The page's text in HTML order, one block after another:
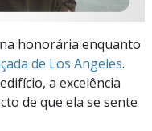
honorária enquanto
de Los Angeles.
a excelência
de que ela se sente